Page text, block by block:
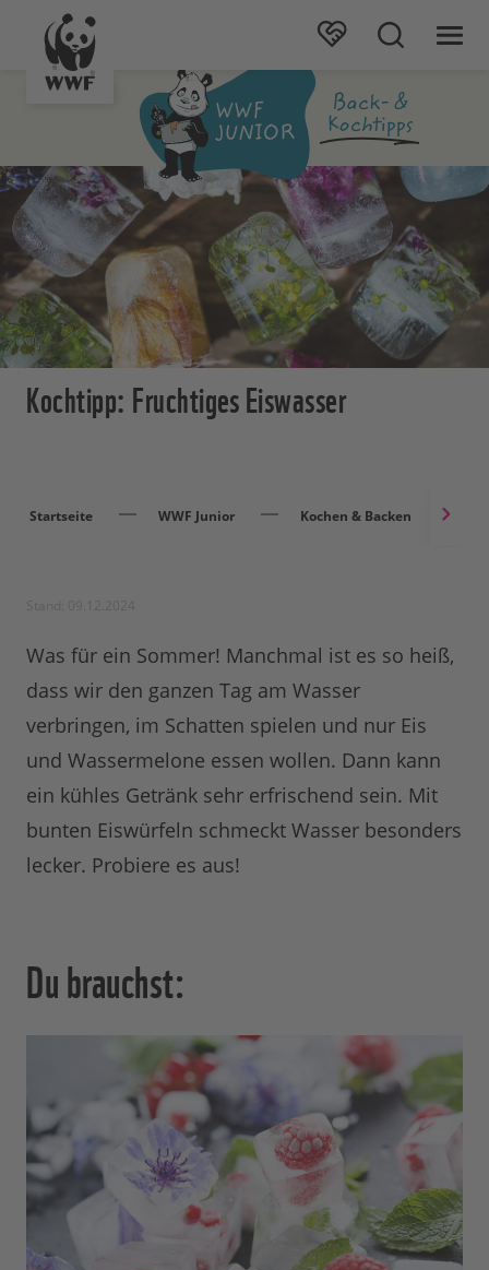
Kochtipp: Fruchtiges Eiswasser
Startseite WWF Junior Kochen & Backen
Was für ein Sommer! Manchmal ist es so heiß,
dass wir den ganzen Tag am Wasser
verbringen, im Schatten spielen und nur Eis
und Wassermelone essen wollen. Dann kann
ein kühles Getränk sehr erfrischend sein. Mit
bunten Eiswürfeln schmeckt Wasser besonders
lecker. Probiere es aus!
Du brauchst: